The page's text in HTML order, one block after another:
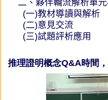
二、夥伴輪流解析單元
(一)教材導讀與解析
(二)意見交流
(三)試題評析應用
推理證明概念Q&A時間